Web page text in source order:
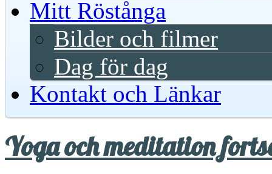
Mitt Röstånga
Bilder och filmer
Dag för dag
Kontakt och Länkar
Yoga och meditation